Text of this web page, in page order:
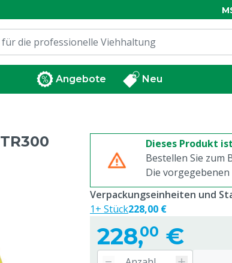
Angebote Neu
Dieses Produkt
Bestellen Sie zum
Die
228,00 €
Verpackungseinheiten und
1+ Stück228,00 €